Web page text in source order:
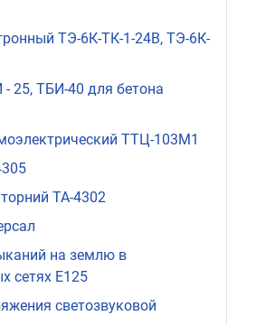
ТЭ-6К-ТК-1-24В, ТЭ-6К-
25, ТБИ-40 для бетона
ТТЦ-103М1
ТА-4302
на землю в
сетях Е125
светозвуковой